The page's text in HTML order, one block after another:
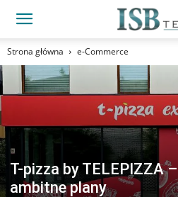
Strona główna e-Commerce
T-pizza by TELEPIZZA
ambitne plany